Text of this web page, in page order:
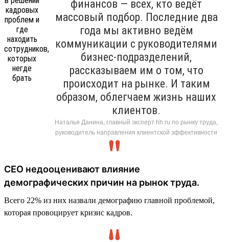
финансов — всех, кто ведёт
массовый подбор. Последние два
года мы активно ведём
коммуникации с руководителями
бизнес-подразделений,
рассказываем им о том, что
происходит на рынке. И таким
образом, облегчаем жизнь наших
клиентов.
Наталья Данина, главный эксперт hh.ru по рынку труда,
руководитель направления клиентской эффективности
CEO недооценивают влияние
демографических причин на рынок труда.
Всего 22% из них назвали демографию главной проблемой,
которая провоцирует кризис кадров.